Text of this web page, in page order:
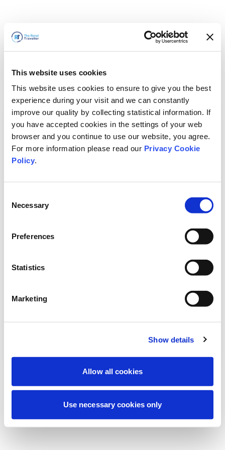
This website uses cookies
This website uses cookies to ensure to give you the best
experience during your visit and we can constantly
improve our quality by collecting statistical information. If
you have accepted cookies in the settings of your web
browser and you continue to use our website, you agree.
For more information please read our Privacy Cookie
Policy.
Selection
Necessary
Preferences
Statistics
Marketing
Show details
Allow all cookies
Use necessary cookies only
Vi utför för närvarande planerat underhåll